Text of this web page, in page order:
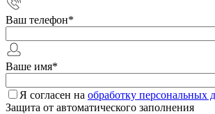
Ваш телефон*
Ваше имя*
Я согласен на обработку персональных
Защита от автоматического заполнения